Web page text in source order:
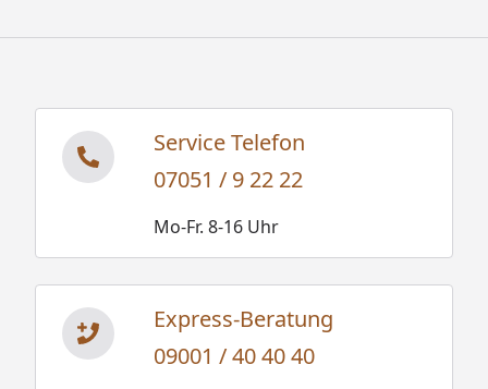
Service Telefon
07051 / 9 22 22
Mo-Fr. 8-16 Uhr
Express-Beratung
09001 / 40 40 40